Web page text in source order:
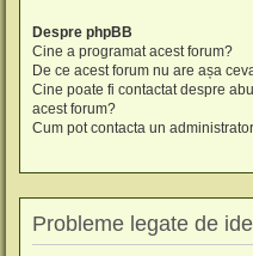
Despre phpBB
Cine a programat acest forum?
De ce acest forum nu are așa
Cine poate fi contactat despre
acest forum?
Cum pot contacta un
Probleme legate de